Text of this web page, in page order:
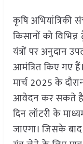
कृषि अभियांत्रिकी
किसानों को
यंत्रों पर अनुदान
आमंत्रित किए गए
मार्च 2025 के
आवेदन कर सकते
दिन लॉटरी के
जाएगा। जिसके